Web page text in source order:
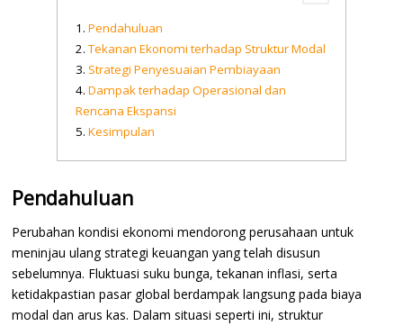
Pendahuluan
Tekanan Ekonomi terhadap Struktur Modal
Strategi Penyesuaian Pembiayaan
Dampak terhadap Operasional dan
Rencana Ekspansi
Kesimpulan
Pendahuluan
Perubahan kondisi ekonomi mendorong perusahaan untuk
meninjau ulang strategi keuangan yang telah disusun
sebelumnya. Fluktuasi suku bunga, tekanan inflasi, serta
ketidakpastian pasar global berdampak langsung pada biaya
modal dan arus kas. Dalam situasi seperti ini, struktur